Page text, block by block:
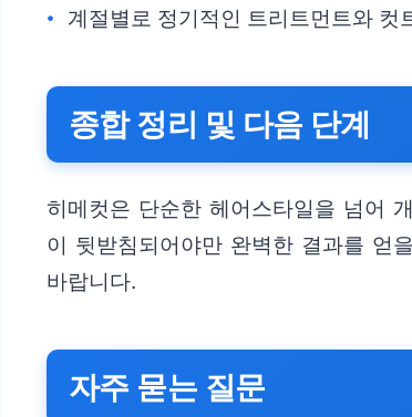
계절별로 정기적인 트리트먼트와 컷
종합 정리 및 다음 단계
히메컷은 단순한 헤어스타일을 넘어
이 뒷받침되어야만 완벽한 결과를 얻
바랍니다.
자주 묻는 질문